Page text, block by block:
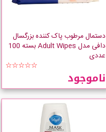
دستمال مرطوب پاک کننده بزرگسال
دافی مدل Adult Wipes بسته 100
عددی
☆☆☆☆☆
ناموجود